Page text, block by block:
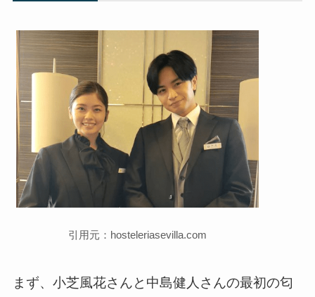
引用元：hosteleriasevilla.com
まず、小芝風花さんと中島健人さんの最初の匂